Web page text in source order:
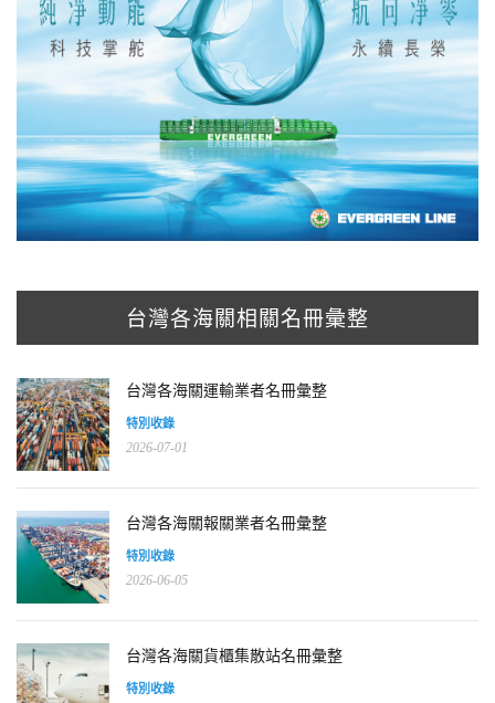
台灣各海關相關名冊彙整
台灣各海關運輸業者名冊彙整
特別收錄
2026-07-01
台灣各海關報關業者名冊彙整
特別收錄
2026-06-05
台灣各海關貨櫃集散站名冊彙整
特別收錄